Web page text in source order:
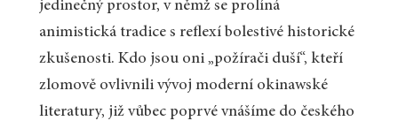
jedinečný prostor, v němž se prolíná
animistická tradice s reflexí bolestivé historické
zkušenosti. Kdo jsou oni „požírači duší“, kteří
zlomově ovlivnili vývoj moderní okinawské
literatury, již vůbec poprvé vnášíme do českého